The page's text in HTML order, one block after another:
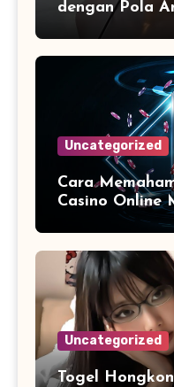
dengan Pola
Terstruktur
Uncategorized
Cara
Casino Online
Uncategorized
Togel